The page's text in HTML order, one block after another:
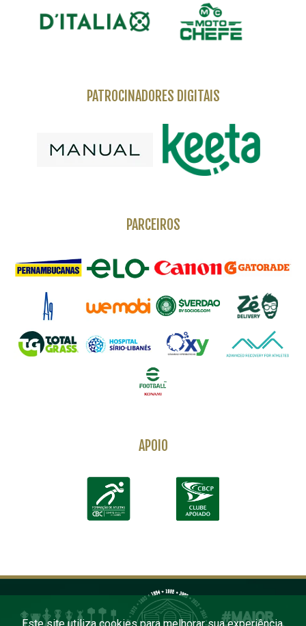
PATROCINADORES DIGITAIS
PARCEIROS
APOIO